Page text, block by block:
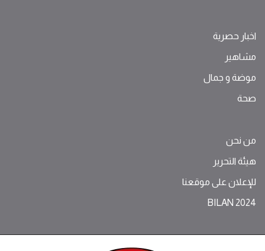
اخبار حصرية
مشاهير
موضة ‫و‬ ‫‬‫جمال‬
صحة
من نحن
هيئة التحرير
للإعلان على موقعنا
BILAN 2024